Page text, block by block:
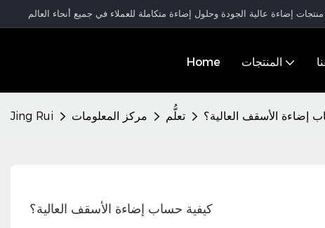
Home المنتجات
Jing Rui مركز المعلومات تعلُّم إضاءة الأسقف العالية؟
كيفية حساب إضاءة الأسقف العالية؟